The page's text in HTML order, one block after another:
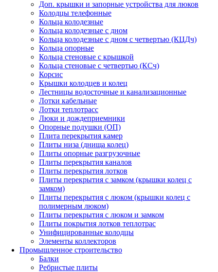
Доп. крышки и запорные устройства для люков
Колодцы телефонные
Кольца колодезные
Кольца колодезные с дном
Кольца колодезные с дном с четвертью (КЦДч)
Кольца опорные
Кольца стеновые с крышкой
Кольца стеновые с четвертью (КСч)
Корсис
Крышки колодцев и колец
Лестницы водосточные и канализационные
Лотки кабельные
Лотки теплотрасс
Люки и дождеприемники
Опорные подушки (ОП)
Плита перекрытия камер
Плиты низа (днища колец)
Плиты опорные разгрузочные
Плиты перекрытия каналов
Плиты перекрытия лотков
Плиты перекрытия с замком (крышки колец с
замком)
Плиты перекрытия с люком (крышки колец с
полимерным люком)
Плиты перекрытия с люком и замком
Плиты покрытия лотков теплотрас
Унифицированные колодцы
Элементы коллекторов
Промышленное строительство
Балки
Ребристые плиты